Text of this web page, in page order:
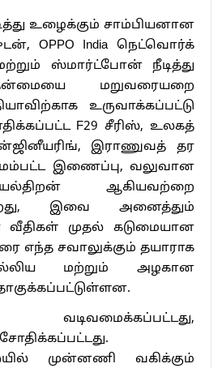
உழைக்கும் சாம்பியனான
OPPO India நெட்வொர்க்
ஸ்மார்ட்போன் நீடித்து
மறுவரையறை
உருவாக்கப்பட்டு
F29 சீரிஸ், உலகத்
இராணுவத் தர
இணைப்பு, வலுவான
ஆகியவற்றை
இவை அனைத்தும்
வீதிகள் முதல் கடுமையான
எந்த சவாலுக்கும் தயாராக
மற்றும் அழகான
வடிவமைக்கப்பட்டது,
முன்னணி வகிக்கும்